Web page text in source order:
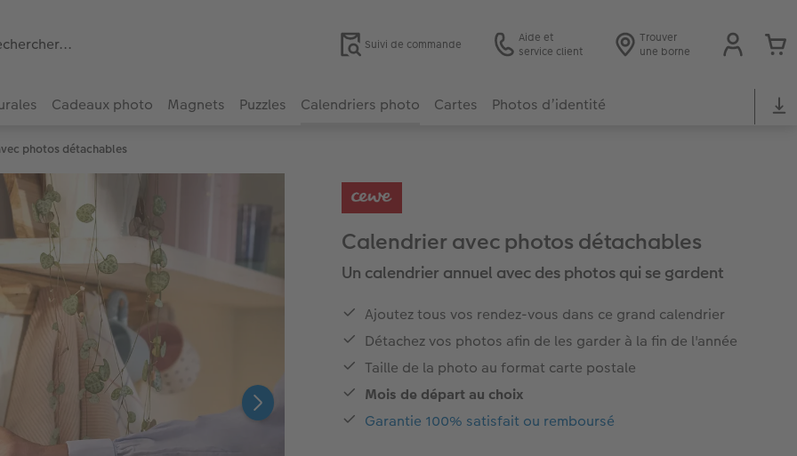
Suivi de commande
Aide et
service client
Trouver
une borne
Cadeaux photo Magnets Puzzles Calendriers photo Cartes Photos d’identité
photos détachables
Calendrier avec photos détachables
Un calendrier annuel avec des photos qui se gardent
Ajoutez tous vos rendez-vous dans ce grand calendrier
Détachez vos photos afin de les garder à la fin de l'année
Taille de la photo au format carte postale
Mois de départ au choix
Garantie 100% satisfait ou remboursé